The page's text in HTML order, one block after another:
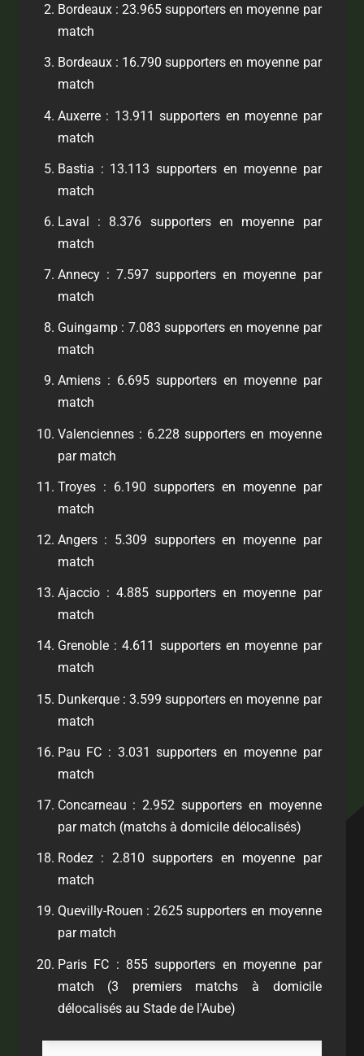
Bordeaux : 23.965 supporters en moyenne par
match
Bordeaux : 16.790 supporters en moyenne par
match
Auxerre : 13.911 supporters en moyenne par
match
Bastia : 13.113 supporters en moyenne par
match
Laval : 8.376 supporters en moyenne par
match
Annecy : 7.597 supporters en moyenne par
match
Guingamp : 7.083 supporters en moyenne par
match
Amiens : 6.695 supporters en moyenne par
match
Valenciennes : 6.228 supporters en moyenne
par match
Troyes : 6.190 supporters en moyenne par
match
Angers : 5.309 supporters en moyenne par
match
Ajaccio : 4.885 supporters en moyenne par
match
Grenoble : 4.611 supporters en moyenne par
match
Dunkerque : 3.599 supporters en moyenne par
match
Pau FC : 3.031 supporters en moyenne par
match
Concarneau : 2.952 supporters en moyenne
par match (matchs à domicile délocalisés)
Rodez : 2.810 supporters en moyenne par
match
Quevilly-Rouen : 2625 supporters en moyenne
par match
Paris FC : 855 supporters en moyenne par
match (3 premiers matchs à domicile
délocalisés au Stade de l'Aube)